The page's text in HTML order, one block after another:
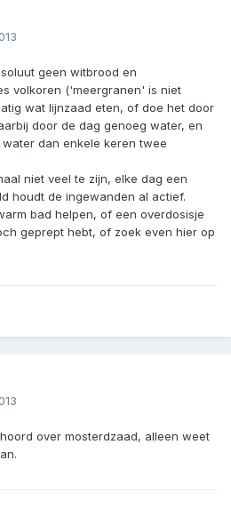
geen witbrood en
volkoren ('meergranen' is niet
wat lijnzaad eten, of doe het door
door de dag genoeg water, en
dan enkele keren twee
niet veel te zijn, elke dag een
houdt de ingewanden al actief.
bad helpen, of een overdosisje
geprept hebt, of zoek even hier op
over mosterdzaad, alleen weet